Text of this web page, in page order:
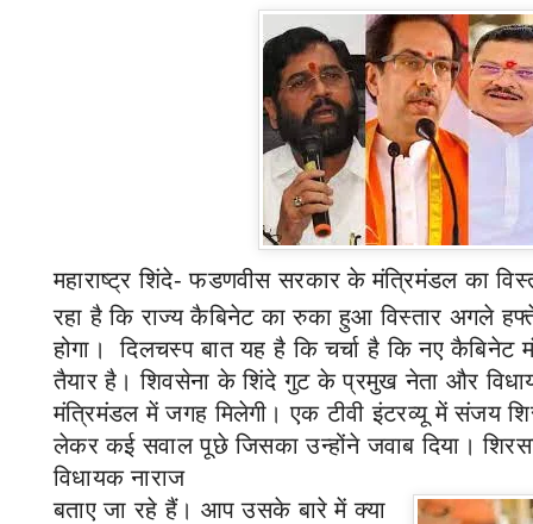
महाराष्ट्र शिंदे- फडणवीस सरकार के मंत्रिमंडल का
रहा है कि राज्य कैबिनेट का रुका हुआ विस्तार अगले
होगा। दिलचस्प बात यह है कि चर्चा है कि नए कैबिनेट
तैयार है। शिवसेना के शिंदे गुट के प्रमुख नेता और
मंत्रिमंडल में जगह मिलेगी। एक टीवी इंटरव्यू में संजय
लेकर कई सवाल पूछे जिसका उन्होंने जवाब दिया।
विधायक नाराज
बताए जा रहे हैं। आप उसके बारे में क्या